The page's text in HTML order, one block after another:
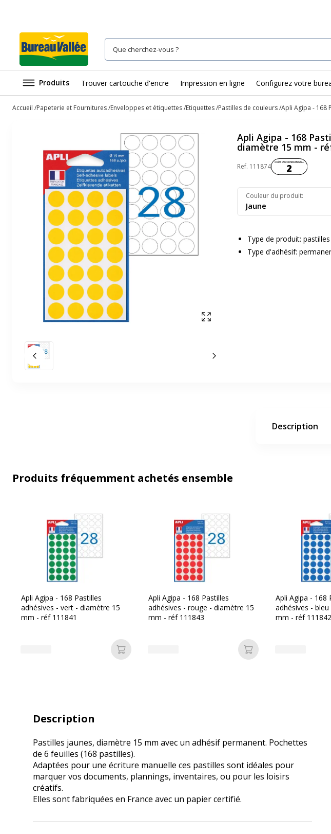
Produits Trouver cartouche d'encre Impression en ligne Configurez votre
Accueil Papeterie et Fournitures Enveloppes et étiquettes Etiquettes Pastilles de couleurs Apli Agipa - 168
Afficher en plein écran
Slide précédent Slide suivant
Apli Agipa - 168
diamètre 15 mm -
Ref. 111874Coût2
Couleur du produit:
Jaune
Type de produit: pastilles
Type d'adhésif:
Description
Produits fréquemment achetés ensemble
Apli Agipa - 168 Pastilles
adhésives - vert - diamètre 15
mm - réf 111841
Ajouter au panier
Apli Agipa - 168 Pastilles
adhésives - rouge - diamètre 15
mm - réf 111843
Ajouter au panier
Apli Agipa - 168
adhésives -
mm - réf 111842
Description
Pastilles jaunes, diamètre 15 mm avec un adhésif permanent. Pochettes
de 6 feuilles (168 pastilles).
Adaptées pour une écriture manuelle ces pastilles sont idéales pour
marquer vos documents, plannings, inventaires, ou pour les loisirs
créatifs.
Elles sont fabriquées en France avec un papier certifié.